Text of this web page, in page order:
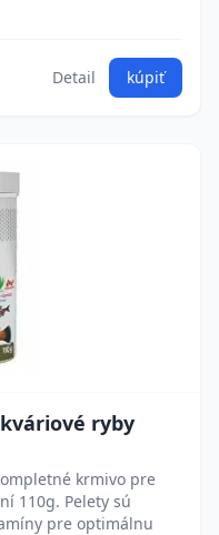
Detail kúpiť
ryby
krmivo pre
110g. Pelety sú
pre optimálnu